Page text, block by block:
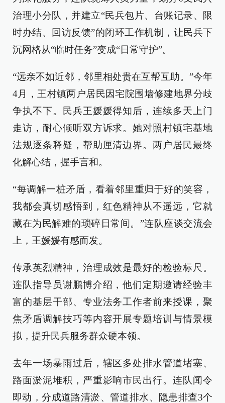
治理小分队，并建立“民兵包片、台账记录、限
时办结、回访反馈”的闭环工作机制，让民兵下
沉网格从“临时任务”变成“日常守护”。
“远亲不如近邻，邻里相处贵在互帮互助。”今年
4月，王村镇两户居民因宅院围墙修建地界分歧
争执不下。民兵王媛媛得知后，连续多天上门
走访，耐心倾听双方诉求。她对照村镇宅基地
法规逐条释疑，帮助厘清边界。两户居民最终
化解心结，握手言和。
“每调解一桩矛盾，看着邻里重归于好的笑容，
我都会真切感悟到，红色精神从不遥远，它就
藏在为民解难的琐碎日常间。”连队座谈交流会
上，王媛媛有感而发。
传承英烈精神，治理成效是最好的检验标尺。
连队指导员谢鹏博介绍，他们定期邀请经验丰
富的基层干部、专业法务工作者前来授课，聚
焦矛盾调解技巧等内容开展专题培训与情景模
拟，提升民兵服务群众硬本领。
去年一场暴雨过后，辖区多处排水管道堵塞、
路面淤泥堆积，严重影响市民出行。连队闻令
即动，分成道路清淤、管道排水、隐患排查3个